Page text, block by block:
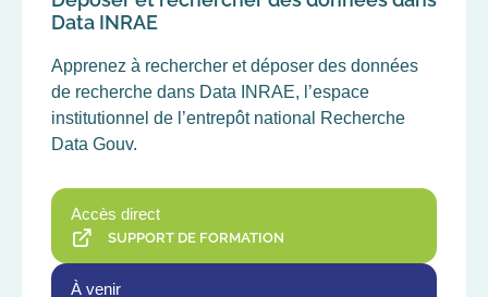
Data INRAE
Apprenez à rechercher et déposer des données
de recherche dans Data INRAE, l’espace
institutionnel de l’entrepôt national Recherche
Data Gouv.
Accès direct
SUPPORT DE FORMATION
À venir